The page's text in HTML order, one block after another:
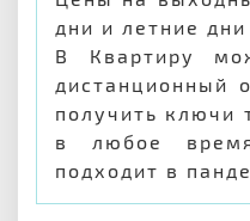
дни и летние
В Квартиру
дистанционный
получить ключи
в любое
подходит в